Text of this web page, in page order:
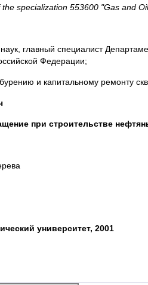
specialization 553600 "Gas and
главный специалист
Федерации;
и капитальному ремонту
при строительстве
университет, 2001